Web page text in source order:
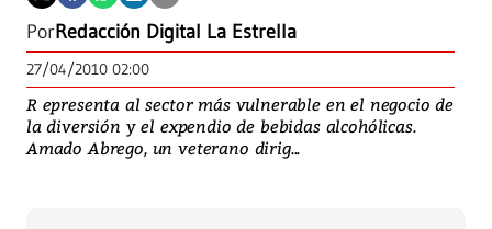
PorRedacción Digital La Estrella
27/04/2010 02:00
R epresenta al sector más vulnerable en el negocio de
la diversión y el expendio de bebidas alcohólicas.
Amado Abrego, un veterano dirig...